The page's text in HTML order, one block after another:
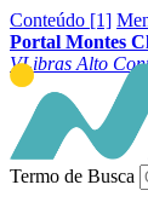
Conteúdo [1]
Portal Montes
VLibras Alto
Termo de Busca